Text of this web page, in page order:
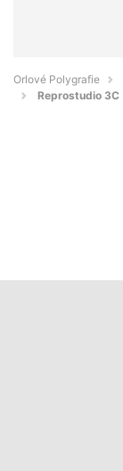
Orlové Polygrafie
Reprostudio 3C